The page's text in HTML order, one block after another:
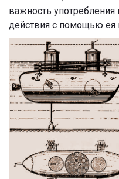
важность
действия с помощью